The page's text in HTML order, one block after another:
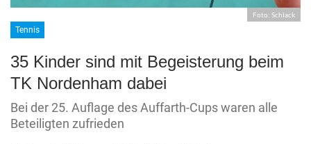
Foto: Schlack
Tennis
35 Kinder sind mit Begeisterung beim
TK Nordenham dabei
Bei der 25. Auflage des Auffarth-Cups waren alle
Beteiligten zufrieden